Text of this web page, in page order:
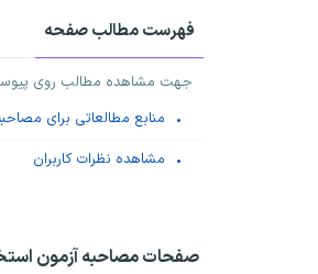
فهرست مطالب صفحه
جهت مشاهده مطالب روی
منابع مطالعاتی برای
مشاهده نظرات کاربران
صفحات مصاحبه آزمون